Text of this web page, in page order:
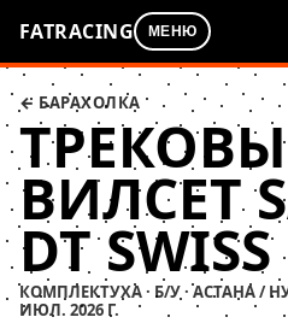
FATRACING МЕНЮ
← БАРАХОЛКА
ВИЛСЕТ
DT SWISS
КОМПЛЕКТУХА · Б/У · АСТАНА /
ИЮЛ. 2026 Г.